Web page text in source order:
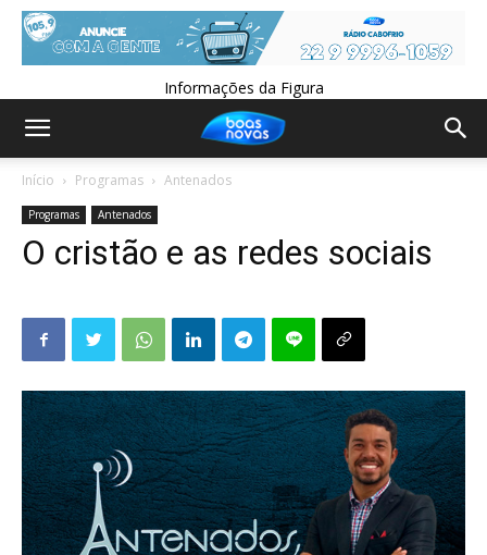
Informações da Figura
Início Programas Antenados
Programas Antenados
O cristão e as redes sociais